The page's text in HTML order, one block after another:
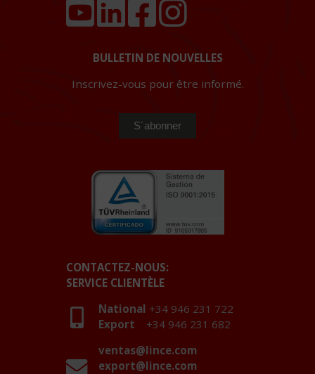
BULLETIN DE NOUVELLES
Inscrivez-vous pour être informé.
CONTACTEZ-NOUS:
SERVICE CLIENTÈLE
National +34 946 231 722
Export +34 946 231 682
ventas@lince.com
export@lince.com